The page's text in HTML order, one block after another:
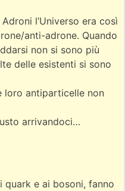
l’Universo era così
anti-adrone. Quando
non si sono più
delle esistenti si sono
loro antiparticelle non
arrivandoci…
quark e ai bosoni, fanno